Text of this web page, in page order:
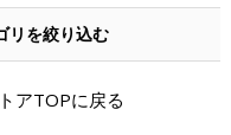
リを絞り込む
アTOPに戻る